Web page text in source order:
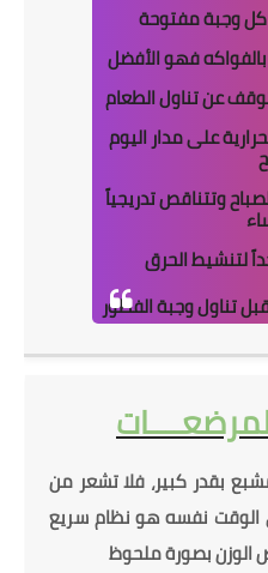
فهو الأفضل
عن تناول الطعام
على مدار اليوم
وتتناقص تدريجياً
لتنشيط الحرق
تناول وجبة الفطور
بقدر كبير، فلا تشعر من
الوقت نفسه هو نظام سريع
الوزن بصورة ملحوظ